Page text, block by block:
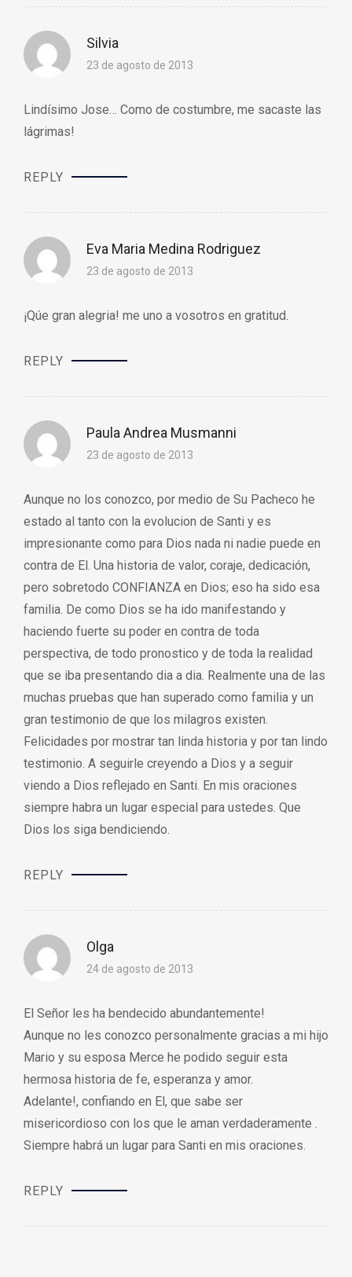
Silvia
23 de agosto de 2013
Lindísimo Jose… Como de costumbre, me sacaste las
lágrimas!
REPLY
Eva Maria Medina Rodriguez
23 de agosto de 2013
¡Qúe gran alegria! me uno a vosotros en gratitud.
REPLY
Paula Andrea Musmanni
23 de agosto de 2013
Aunque no los conozco, por medio de Su Pacheco he
estado al tanto con la evolucion de Santi y es
impresionante como para Dios nada ni nadie puede en
contra de El. Una historia de valor, coraje, dedicación,
pero sobretodo CONFIANZA en Dios; eso ha sido esa
familia. De como Dios se ha ido manifestando y
haciendo fuerte su poder en contra de toda
perspectiva, de todo pronostico y de toda la realidad
que se iba presentando dia a dia. Realmente una de las
muchas pruebas que han superado como familia y un
gran testimonio de que los milagros existen.
Felicidades por mostrar tan linda historia y por tan lindo
testimonio. A seguirle creyendo a Dios y a seguir
viendo a Dios reflejado en Santi. En mis oraciones
siempre habra un lugar especial para ustedes. Que
Dios los siga bendiciendo.
REPLY
Olga
24 de agosto de 2013
El Señor les ha bendecido abundantemente!
Aunque no les conozco personalmente gracias a mi hijo
Mario y su esposa Merce he podido seguir esta
hermosa historia de fe, esperanza y amor.
Adelante!, confiando en El, que sabe ser
misericordioso con los que le aman verdaderamente .
Siempre habrá un lugar para Santi en mis oraciones.
REPLY